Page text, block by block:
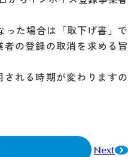
った場合は「取下げ書」で
の登録の取消を求める旨
れる時期が変わりますの
Next